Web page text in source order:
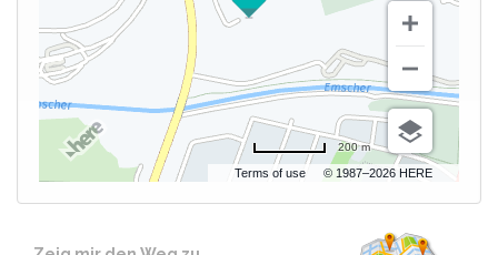
Terms of use © 1987–2026 HERE
200 m